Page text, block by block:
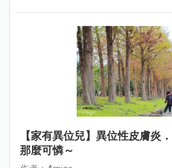
【家有異位兒】異位性皮膚炎
那麼可憐～